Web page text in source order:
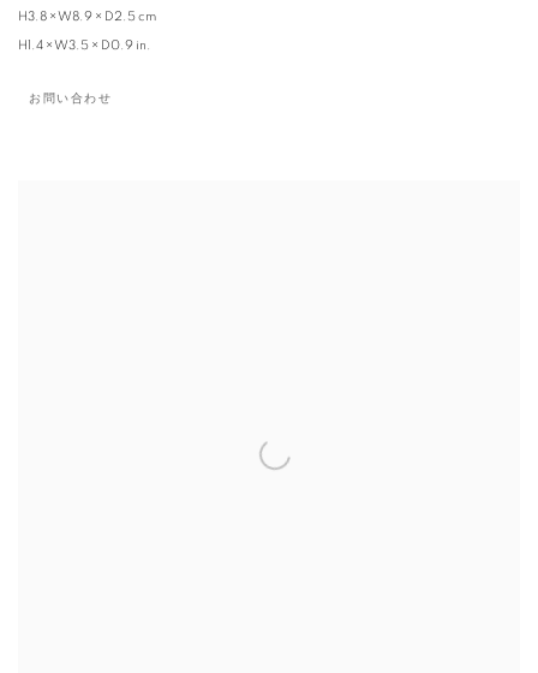
H3.8 × W8.9 × D2.5 cm
H1.4 × W3.5 × D0.9 in.
お問い合わせ